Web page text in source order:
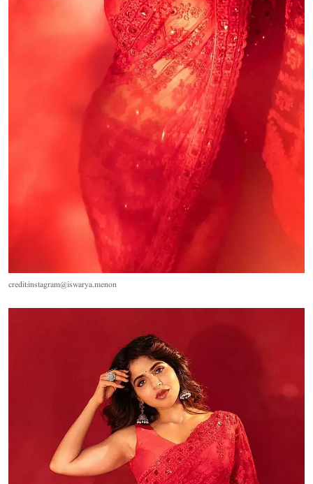
credit:instagram@iswarya.menon